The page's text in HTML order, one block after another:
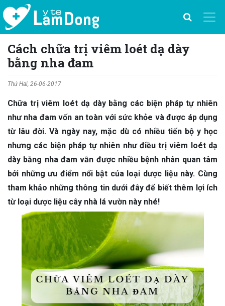
Cách chữa trị viêm loét dạ dày
bằng nha đam
Thứ Hai, 26-06-2017
Chữa trị viêm loét dạ dày bằng các biện pháp tự nhiên
như nha đam vốn an toàn với sức khỏe và được áp dụng
từ lâu đời. Và ngày nay, mặc dù có nhiều tiến bộ y học
nhưng các biện pháp tự nhiên như điều trị viêm loét dạ
dày bằng nha đam vẫn được nhiều bệnh nhân quan tâm
bởi những ưu điểm nổi bật của loại dược liệu này. Cùng
tham khảo những thông tin dưới đây để biết thêm lợi ích
từ loại dược liệu cây nhà lá vườn này nhé!